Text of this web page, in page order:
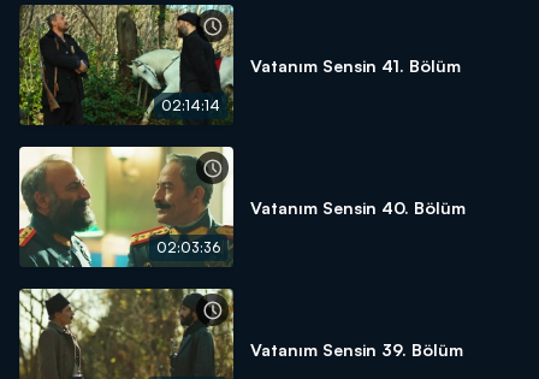
02:14:14
Vatanım Sensin 41. Bölüm
02:03:36
Vatanım Sensin 40. Bölüm
Vatanım Sensin 39. Bölüm